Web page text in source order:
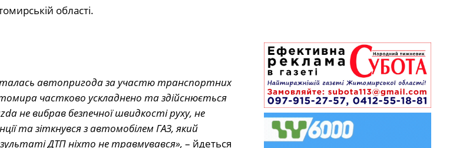
області.
автопригода за участю транспортних
частково ускладнено та здійснюється
не вибрав безпечної швидкості руху, не
та зіткнувся з автомобілем ГАЗ, який
ДТП ніхто не травмувався», – йдеться